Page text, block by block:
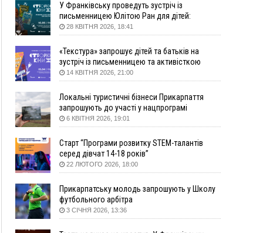
15:57
У Коломиї на одній з вулиць встановлять
комплекс автоматичної фіксації швидкості
Прикарпаття
15:00
На Закарпатті викрили масштабну схему
незаконного виключення
14:31
«Багато питань буде знято». На громадських
слуханнях в Яремче обговорили, як вирішити
питання джипінгу в Карпатах
13:54
5 «тихих» хвороб, які виявляє профілактичне
обстеження
13:30
ФОТО На Надрічній тривають останні
12:57
У Франківську зафіксували найбільшу спеку за
всю історію спостережень
12:24
Лікування наркоманії Київ: чому важливо
У Франківську проведуть зустріч із
письменницею Юлітою Ран для дітей:
говоритимуть про серію книг про Мавку
28 КВІТНЯ 2026, 18:41
«Текстура» запрошує дітей та батьків на
зустріч із письменницею та активісткою
Анною Повх
14 КВІТНЯ 2026, 21:00
Локальні туристичні бізнеси Прикарпаття
запрошують до участі у нацпрограмі
«Подорож до себе»
6 КВІТНЯ 2026, 19:01
Старт “Програми розвитку STEM-талантів
серед дівчат 14-18 років”
22 ЛЮТОГО 2026, 18:00
Прикарпатську молодь запрошують у Школу
футбольного арбітра
3 СІЧНЯ 2026, 13:36